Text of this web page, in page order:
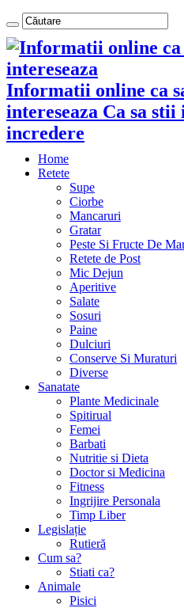
Informatii online ca
intereseaza Ca sa
incredere
Home
Retete
Supe
Ciorbe
Mancaruri
Gratar
Peste Si Fructe De
Retete de Post
Mic Dejun
Aperitive
Salate
Sosuri
Paine
Dulciuri
Conserve Si Muraturi
Diverse
Sanatate
Plante Medicinale
Spitirual
Femei
Barbati
Nutritie si Dieta
Doctor si Medicina
Fitness
Ingrijire Personala
Timp Liber
Legislație
Rutieră
Cum sa?
Stiati ca?
Animale
Pisici